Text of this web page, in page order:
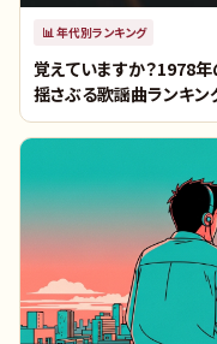
📊 年代別ランキング
覚えていますか？1978
揺さぶる歌謡曲ランキン